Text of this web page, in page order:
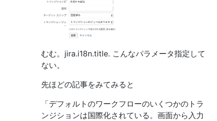
むむ。jira.i18n.title. こんなパラメータ指定して
ない。
先ほどの記事をみてみると
「デフォルトのワークフローのいくつかのトラ
ンジションは国際化されている。画面から入力